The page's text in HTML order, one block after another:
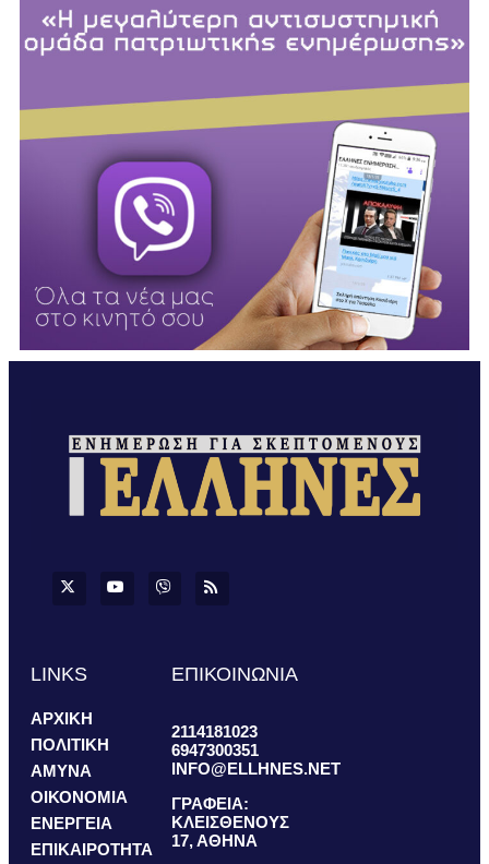
LINKS
ΑΡΧΙΚΗ
ΠΟΛΙΤΙΚΗ
ΑΜΥΝΑ
ΟΙΚΟΝΟΜΙΑ
ΕΝΕΡΓΕΙΑ
ΕΠΙΚΑΙΡΟΤΗΤΑ
ΕΠΙΚΟΙΝΩΝΙΑ
2114181023
6947300351
INFO@ELLHNES.NET
ΓΡΑΦΕΙΑ:
ΚΛΕΙΣΘΕΝΟΥΣ
17, ΑΘΗΝΑ